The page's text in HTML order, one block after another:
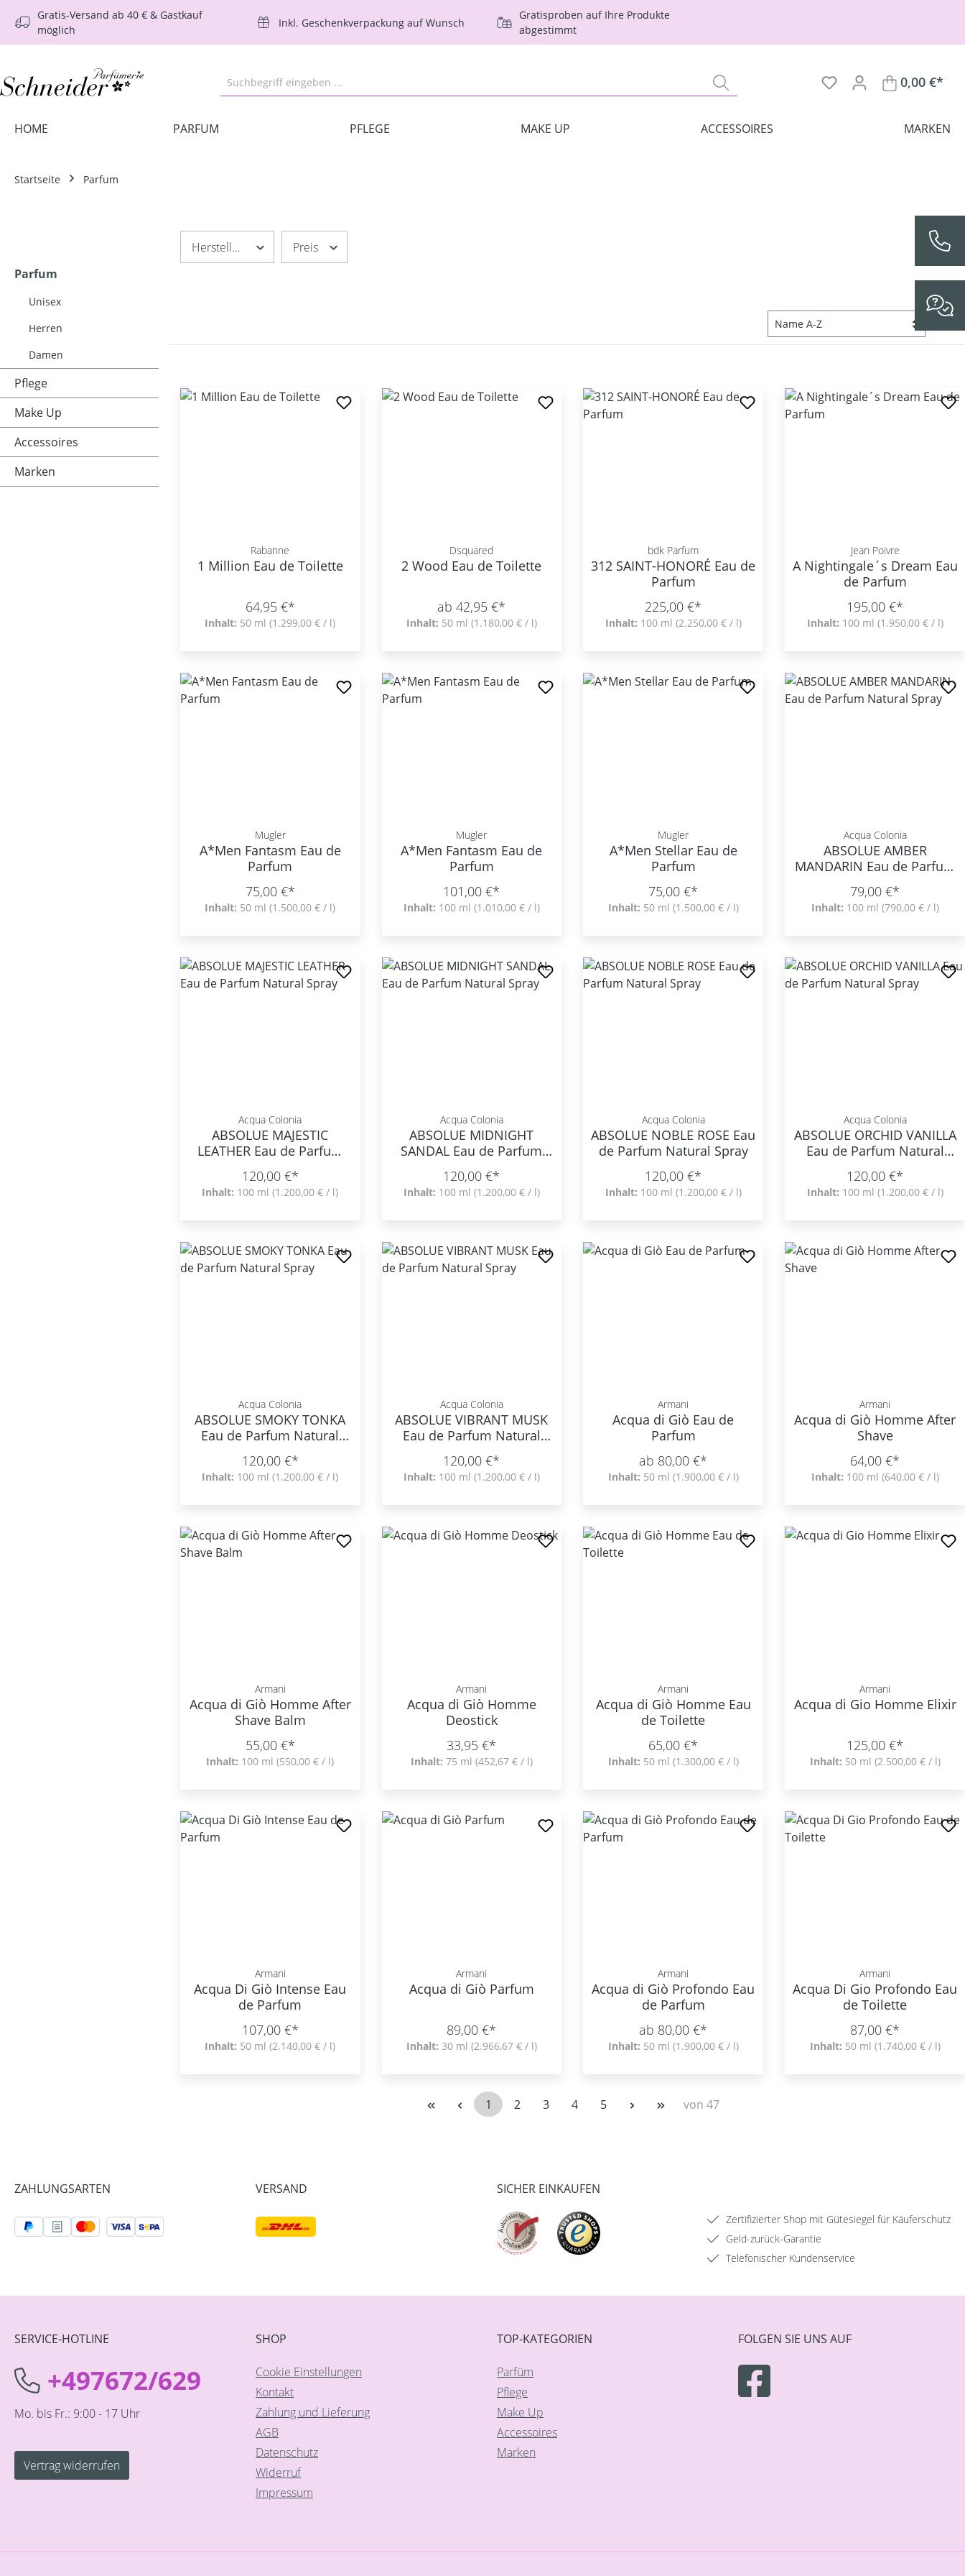
Hauptinhalt springen
Zur Suche springen
Zur Hauptnavigation springen
Gratis-Versand ab 40 € & Gastkauf
möglich
Inkl. Geschenkverpackung auf Wunsch
Gratisproben auf Ihre Produkte
abgestimmt
0,00 €*
HOME PARFUM PFLEGE MAKE UP ACCESSOIRES MARKEN
Startseite Parfum
Parfum
Unisex
Herren
Damen
Pflege
Make Up
Accessoires
Marken
Hersteller Preis
Rabanne
1 Million Eau de Toilette
64,95 €*
Inhalt: 50 ml(1.299,00 € / l)
Dsquared
2 Wood Eau de Toilette
ab 42,95 €*
Inhalt: 50 ml (1.180,00 € / l)
bdk Parfum
312 SAINT-HONORÉ Eau de
Parfum
225,00 €*
Inhalt: 100 ml (2.250,00 € / l)
Jean Poivre
A Nightingale´s Dream Eau
de Parfum
195,00 €*
Inhalt: 100 ml (1.950,00 € / l)
Mugler
A*Men Fantasm Eau de
Parfum
75,00 €*
Inhalt: 50 ml(1.500,00 € / l)
Mugler
A*Men Fantasm Eau de
Parfum
101,00 €*
Inhalt: 100 ml (1.010,00 € / l)
Mugler
A*Men Stellar Eau de
Parfum
75,00 €*
Inhalt: 50 ml (1.500,00 € / l)
Acqua Colonia
ABSOLUE AMBER
MANDARIN Eau de Parfum
Natural Spray
79,00 €*
Inhalt: 100 ml (790,00 € / l)
Acqua Colonia
ABSOLUE MAJESTIC
LEATHER Eau de Parfum
Natural Spray
120,00 €*
Inhalt: 100 ml(1.200,00 € / l)
Acqua Colonia
ABSOLUE MIDNIGHT
SANDAL Eau de Parfum
Natural Spray
120,00 €*
Inhalt: 100 ml (1.200,00 € / l)
Acqua Colonia
ABSOLUE NOBLE ROSE Eau
de Parfum Natural Spray
120,00 €*
Inhalt: 100 ml (1.200,00 € / l)
Acqua Colonia
ABSOLUE ORCHID VANILLA
Eau de Parfum Natural
120,00 €*
Inhalt: 100 ml (1.200,00 € / l)
Acqua Colonia
ABSOLUE SMOKY TONKA
Eau de Parfum Natural
120,00 €*
Inhalt: 100 ml(1.200,00 € / l)
Acqua Colonia
ABSOLUE VIBRANT MUSK
Eau de Parfum Natural
120,00 €*
Inhalt: 100 ml (1.200,00 € / l)
Armani
Acqua di Giò Eau de
Parfum
ab 80,00 €*
Inhalt: 50 ml (1.900,00 € / l)
Armani
Acqua di Giò Homme After
Shave
64,00 €*
Inhalt: 100 ml (640,00 € / l)
Armani
Acqua di Giò Homme After
Shave Balm
55,00 €*
Inhalt: 100 ml(550,00 € / l)
Armani
Acqua di Giò Homme
Deostick
33,95 €*
Inhalt: 75 ml (452,67 € / l)
Armani
Acqua di Giò Homme Eau
de Toilette
65,00 €*
Inhalt: 50 ml (1.300,00 € / l)
Armani
Acqua di Gio Homme Elixir
125,00 €*
Inhalt: 50 ml (2.500,00 € / l)
Armani
Acqua Di Giò Intense Eau
de Parfum
107,00 €*
Inhalt: 50 ml(2.140,00 € / l)
Armani
Acqua di Giò Parfum
89,00 €*
Inhalt: 30 ml (2.966,67 € / l)
Armani
Acqua di Giò Profondo Eau
de Parfum
ab 80,00 €*
Inhalt: 50 ml (1.900,00 € / l)
Armani
Acqua Di Gio Profondo Eau
de Toilette
87,00 €*
Inhalt: 50 ml (1.740,00 € / l)
Seite
1 Seite
2 Seite
3 Seite
4 Seite
5 von 47
ZAHLUNGSARTEN VERSAND SICHER EINKAUFEN
Zertifizierter Shop mit Gütesiegel für Käuferschutz
Geld-zurück-Garantie
Telefonischer Kundenservice
SERVICE-HOTLINE
+497672/629
Mo. bis Fr.: 9:00 - 17 Uhr
Vertrag widerrufen
SHOP
Cookie Einstellungen
Kontakt
Zahlung und Lieferung
AGB
Datenschutz
Widerruf
Impressum
TOP-KATEGORIEN
Parfüm
Pflege
Make Up
Accessoires
Marken
FOLGEN SIE UNS AUF